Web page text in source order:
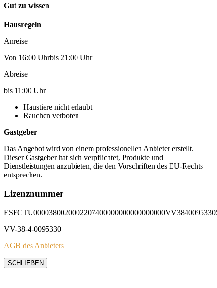
Gut zu wissen
Hausregeln
Anreise
Von 16:00 Uhrbis 21:00 Uhr
Abreise
bis 11:00 Uhr
Haustiere nicht erlaubt
Rauchen verboten
Gastgeber
Das Angebot wird von einem professionellen Anbieter erstellt.
Dieser Gastgeber hat sich verpflichtet, Produkte und
Dienstleistungen anzubieten, die den Vorschriften des EU-Rechts
entsprechen.
Lizenznummer
VV-38-4-0095330
AGB des Anbieters
SCHLIEẞEN